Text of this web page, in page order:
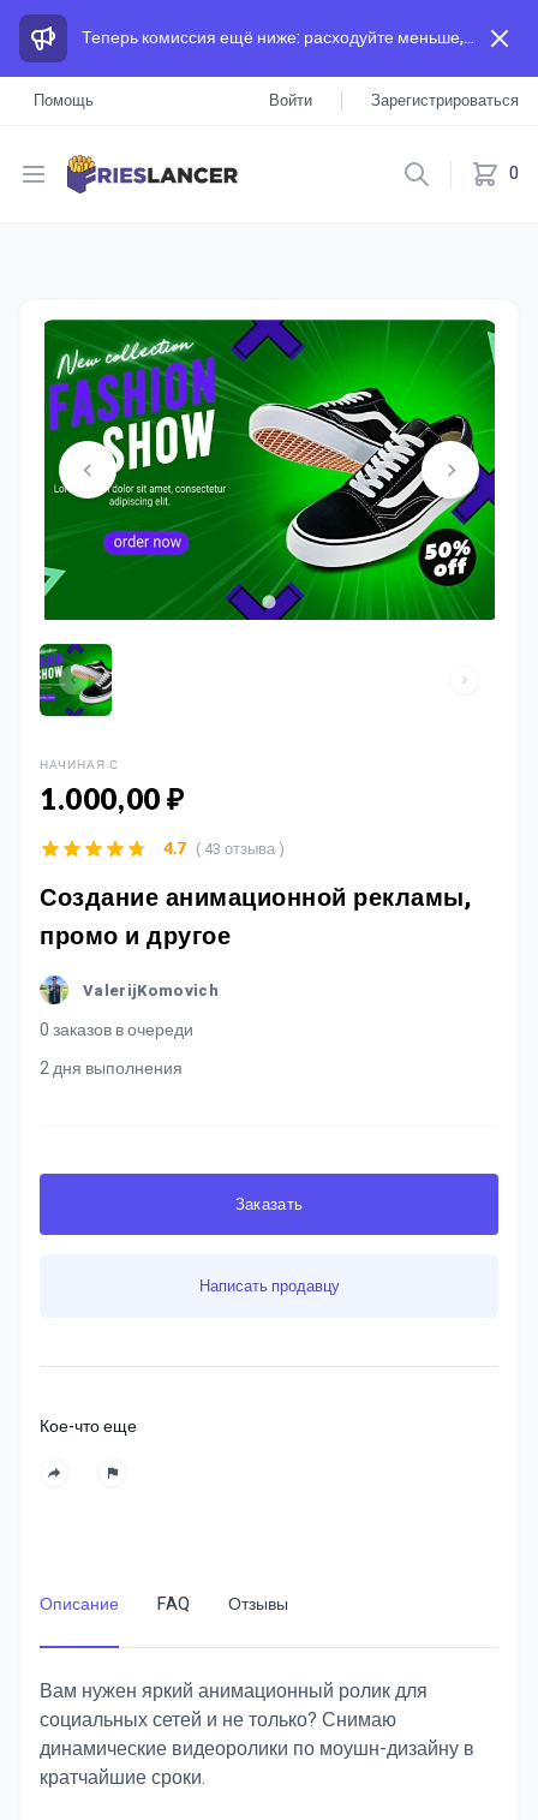
Теперь комиссия ещё ниже: расходуйте меньше, а зарабатывайте больше, чем на других площадках.
Помощь Войти Зарегистрироваться
Open menu 0
НАЧИНАЯ С
1.000,00 ₽
Создание анимационной рекламы,
промо и другое
ValerijKomovich
0 заказов в очереди
2 дня выполнения
4.7 ( 43 отзыва )
Заказать
Написать продавцу
Кое-что еще
Описание FAQ Отзывы
Вам нужен яркий анимационный ролик для
социальных сетей и не только? Снимаю
динамические видеоролики по моушн-дизайну в
кратчайшие сроки.